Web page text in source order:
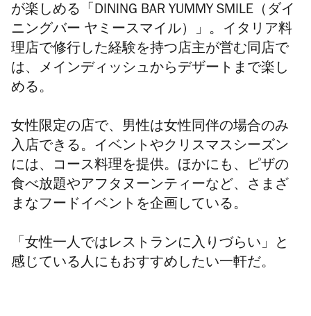
が楽しめる「DINING BAR YUMMY SMILE（ ダイ
ニングバー ヤミースマイル）」。イタリア料
理店で修行した経験を持つ店主が営む同店で
は、メインディッシュからデザートまで楽し
める。
女性限定の店で、男性は女性同伴の場合のみ
入店できる。 イベントやクリスマスシーズン
には、コース料理を提供。ほかにも、ピザの
食べ放題やアフタヌーンティーなど、さまざ
まなフードイベントを企画している。
「女性一人ではレストランに入りづらい」と
感じている人にもおすすめしたい一軒だ。